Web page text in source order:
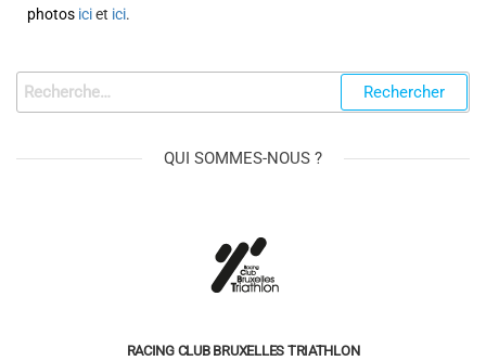
photos iciet ici.
QUI SOMMES-NOUS ?
RACING CLUB BRUXELLES TRIATHLON